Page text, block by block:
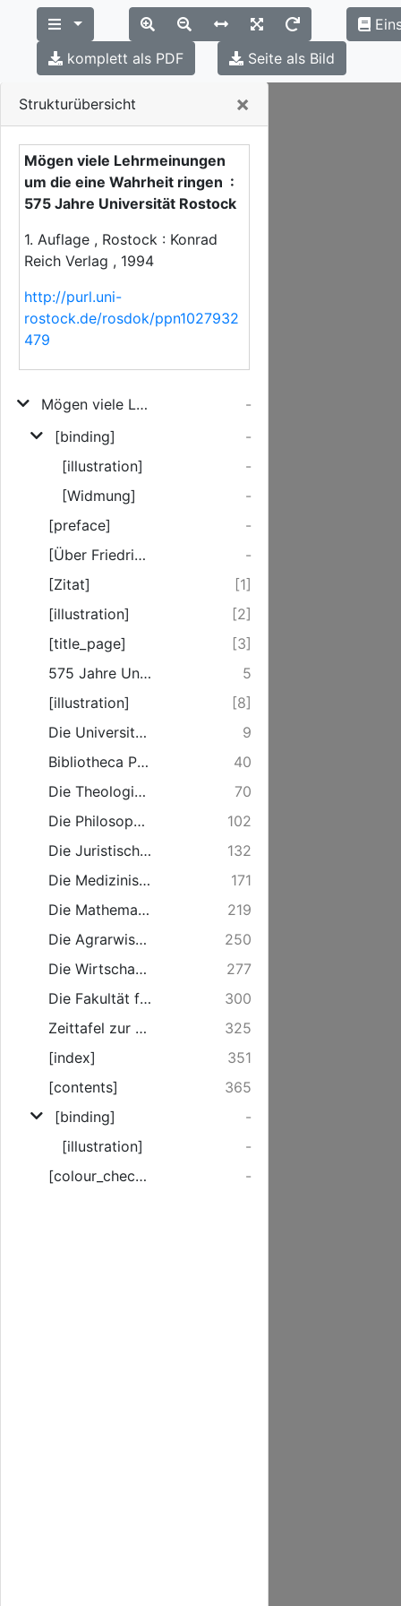
Strukturübersicht ×
Mögen viele Lehrmeinungen
um die eine Wahrheit ringen :
575 Jahre Universität Rostock
1. Auflage , Rostock : Konrad
Reich Verlag , 1994
http://purl.uni-
rostock.de/rosdok/ppn1027932
479
Mögen viele Lehrmeinungen um die eine Wahrheit ringen
-
[binding]
-
[illustration]
-
[Widmung]
-
[preface]
-
[Über Friedrich und Irmgard Harms]
-
[Zitat]
[1]
[illustration]
[2]
[title_page]
[3]
575 Jahre Universität Rostock
5
[illustration]
[8]
Die Universität Rostock in ihrer Geschichte
9
Bibliotheca Philosophica - Bibliotheca Academica, Universitätsbibliothek
40
Die Theologische Fakultät
70
Die Philosophische Fakultät
102
Die Juristische Fakultät
132
Die Medizinische Fakultät
171
Die Mathematisch-Naturwissenschaftliche Fakultät
219
Die Agrarwissenschaftliche Fakultät
250
Die Wirtschafts- und Sozialwissenschaftliche Fakultät
277
Die Fakultät für Ingenieurwissenschaften
300
Zeittafel zur Geschichte der Universität Rostock
325
[index]
351
[contents]
365
[binding]
-
[illustration]
-
[colour_checker]
-
komplett als PDF
Seite als Bild